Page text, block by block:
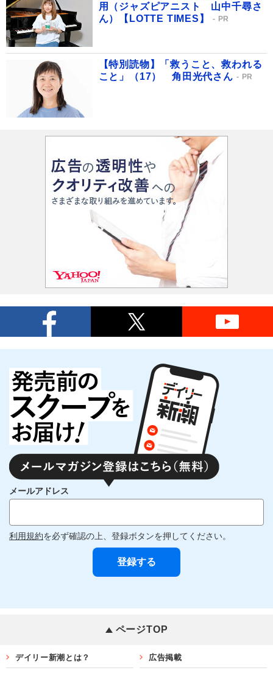
用（ジャズピアニスト 山中千尋さ
ん）【LOTTE TIMES】
PR
【特別読物】「救うこと、救われる
こと」（17） 角田光代さん
PR
メールアドレス
利用規約を必ず確認の上、登録ボタンを押してください。
ページTOP
デイリー新潮とは？ 広告掲載